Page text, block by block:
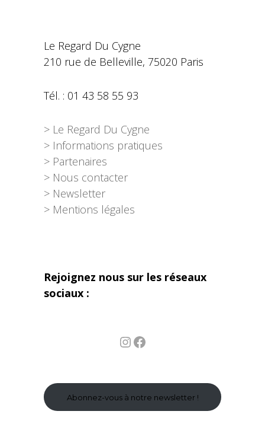
Le Regard Du Cygne
210 rue de Belleville, 75020 Paris
Tél. : 01 43 58 55 93
> Le Regard Du Cygne
> Informations pratiques
> Partenaires
> Nous contacter
> Newsletter
> Mentions légales
Rejoignez nous sur les réseaux
sociaux :
InstagramFacebook
Abonnez-vous à notre newsletter !